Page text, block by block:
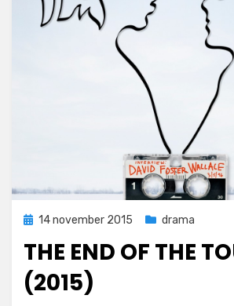
Geplaatst
14 november 2015 drama
THE END OF THE
(2015)